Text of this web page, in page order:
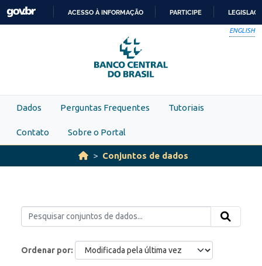
Skip to main content
PARA
O
CONTEÚDO
ACESSO À INFORMAÇÃO PARTICIPE
ENGLISH
Dados Perguntas Frequentes Tutoriais
Contato Sobre o Portal
Conjuntos de dados
Ordenar por